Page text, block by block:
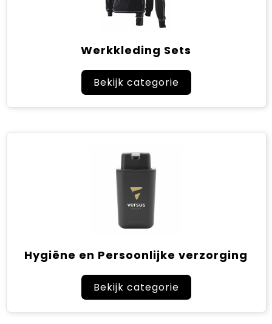
Werkkleding Sets
Bekijk categorie
Hygiëne en Persoonlijke verzorging
Bekijk categorie